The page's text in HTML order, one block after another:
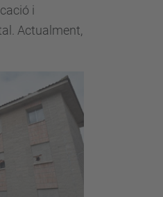
i
Actualment,